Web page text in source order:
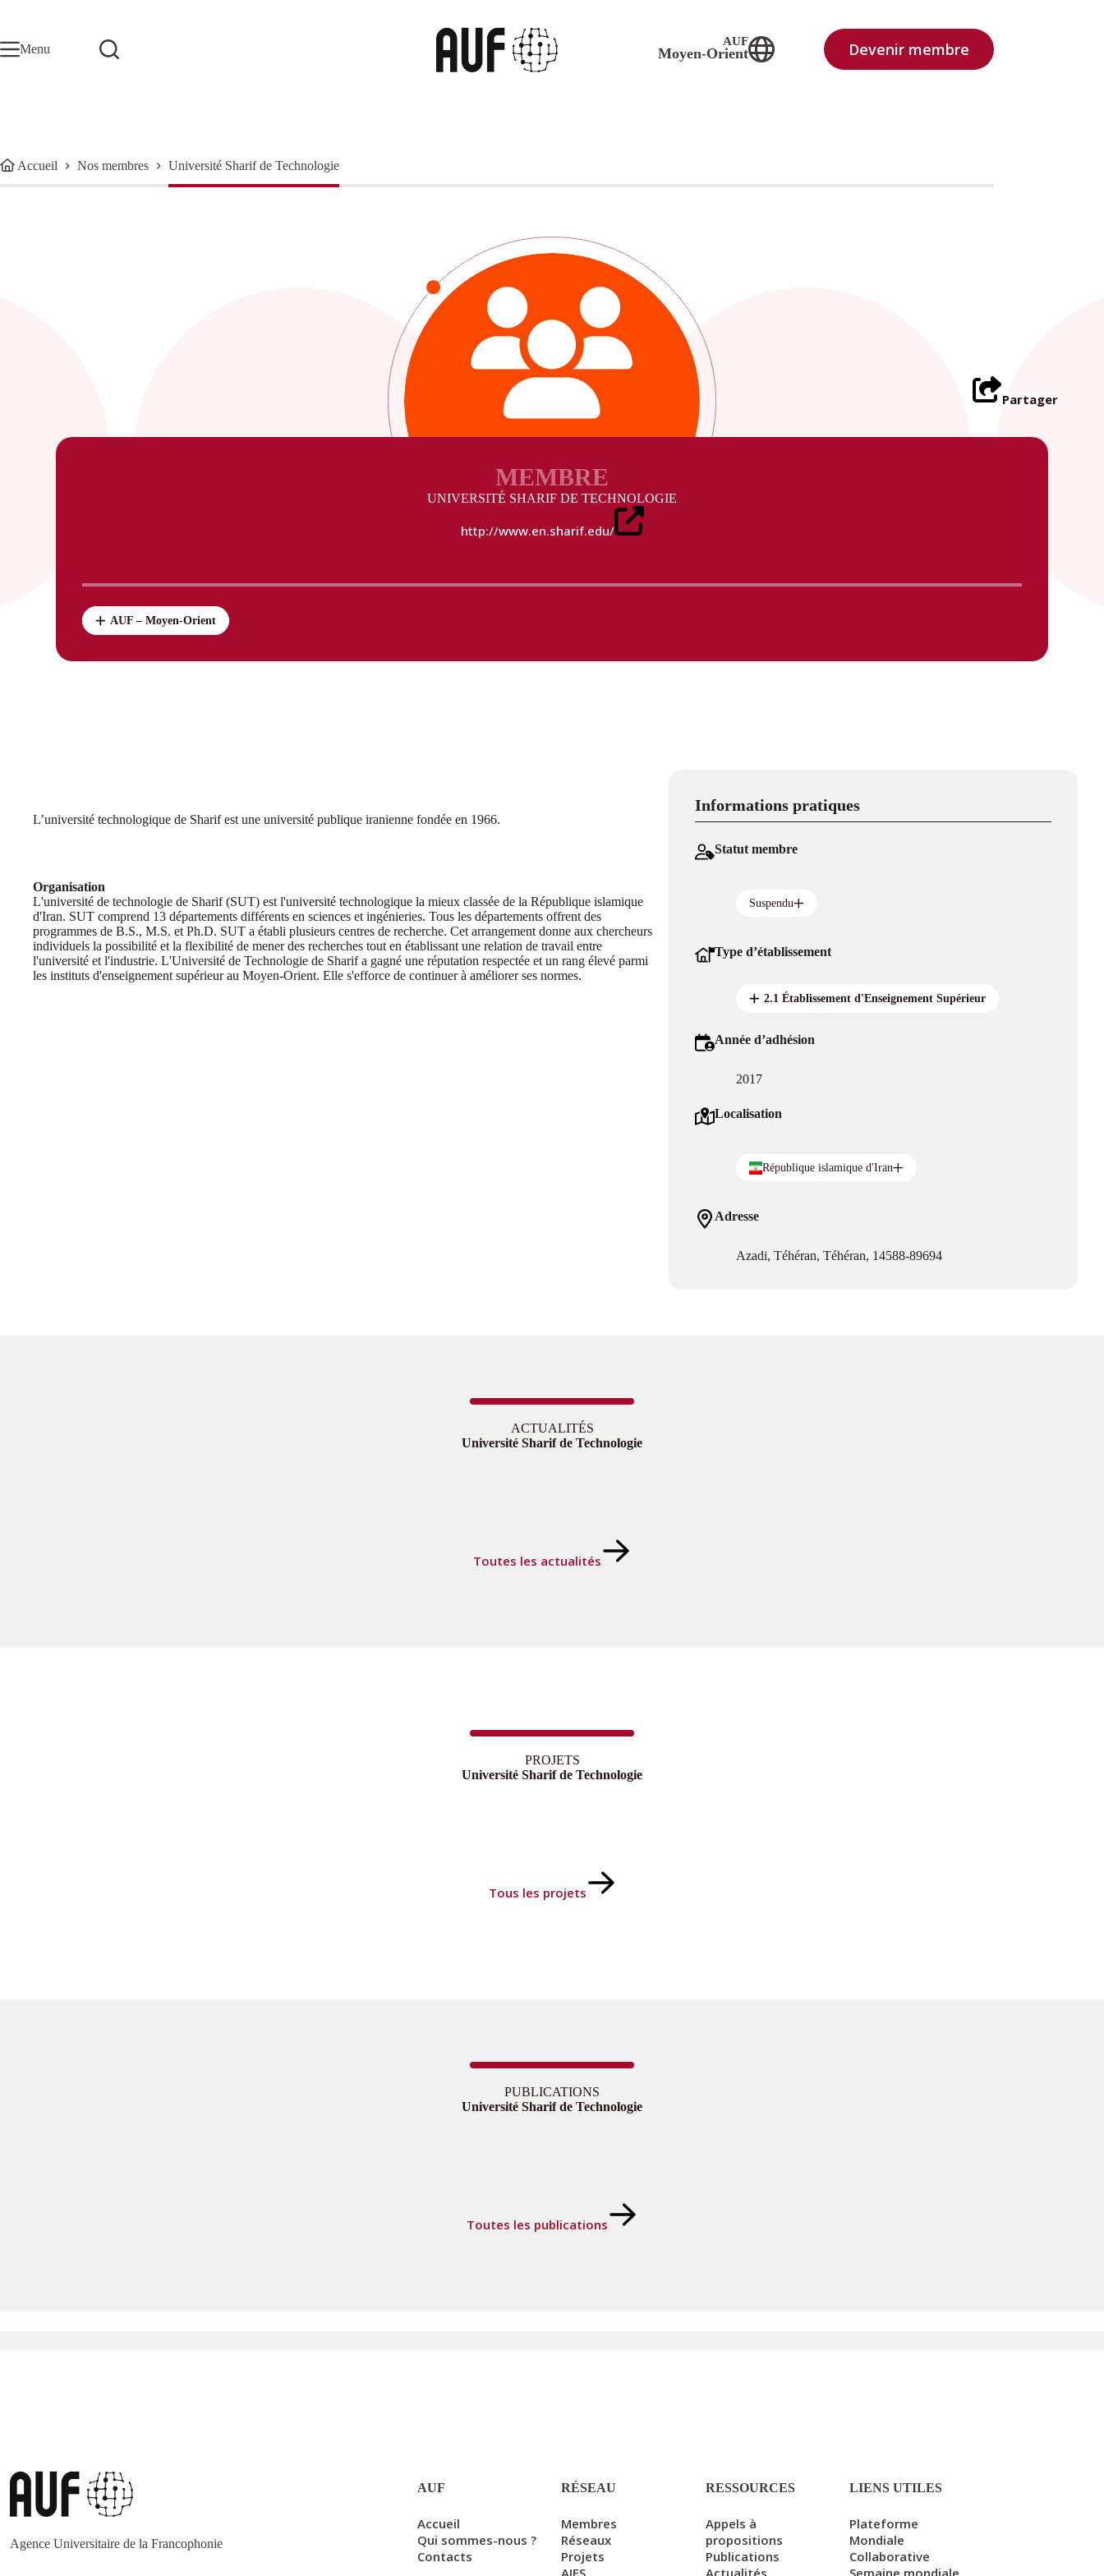
Menu
AUF
Moyen-Orient Devenir membre
Accueil Nos membres Université Sharif de Technologie
Partager
MEMBRE
UNIVERSITÉ SHARIF DE TECHNOLOGIE
http://www.en.sharif.edu/
AUF – Moyen-Orient
L’université technologique de Sharif est une université publique iranienne fondée en 1966.
Organisation
L'université de technologie de Sharif (SUT) est l'université technologique la mieux classée de la République islamique
d'Iran. SUT comprend 13 départements différents en sciences et ingénieries. Tous les départements offrent des
programmes de B.S., M.S. et Ph.D. SUT a établi plusieurs centres de recherche. Cet arrangement donne aux chercheurs
individuels la possibilité et la flexibilité de mener des recherches tout en établissant une relation de travail entre
l'université et l'industrie. L'Université de Technologie de Sharif a gagné une réputation respectée et un rang élevé parmi
les instituts d'enseignement supérieur au Moyen-Orient. Elle s'efforce de continuer à améliorer ses normes.
Informations pratiques
Statut membre
Suspendu
Type d’établissement
2.1 Établissement d'Enseignement Supérieur
Année d’adhésion
2017
Localisation
République islamique d'Iran
Adresse
Azadi, Téhéran, Téhéran, 14588-89694
ACTUALITÉS
Université Sharif de Technologie
Toutes les actualités
PROJETS
Université Sharif de Technologie
Tous les projets
PUBLICATIONS
Université Sharif de Technologie
Toutes les publications
Agence Universitaire de la Francophonie
AUF
Accueil
Qui sommes-nous ?
Contacts
RÉSEAU
Membres
Réseaux
Projets
AIFS
RESSOURCES
Appels à
propositions
Publications
Actualités
LIENS UTILES
Plateforme
Mondiale
Collaborative
Semaine mondiale